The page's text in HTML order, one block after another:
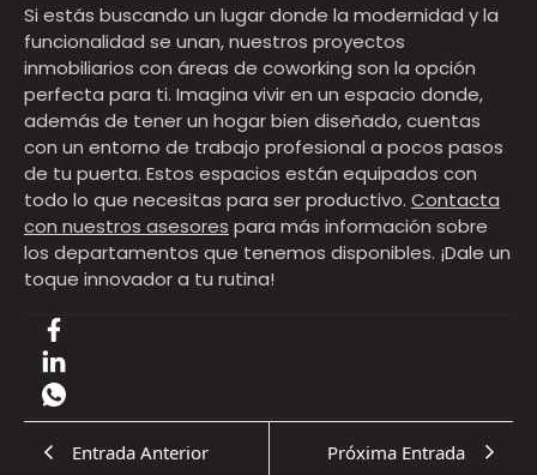
Si estás buscando un lugar donde la modernidad y la
funcionalidad se unan, nuestros proyectos
inmobiliarios con áreas de coworking son la opción
perfecta para ti. Imagina vivir en un espacio donde,
además de tener un hogar bien diseñado, cuentas
con un entorno de trabajo profesional a pocos pasos
de tu puerta. Estos espacios están equipados con
todo lo que necesitas para ser productivo. Contacta
con nuestros asesores para más información sobre
los departamentos que tenemos disponibles. ¡Dale un
toque innovador a tu rutina!
Entrada Anterior Próxima Entrada